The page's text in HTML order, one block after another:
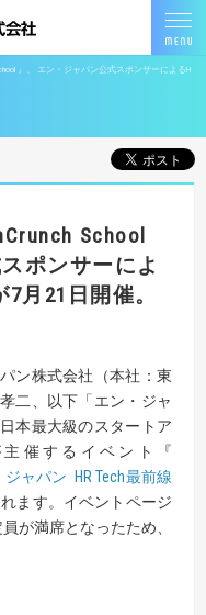
』、 エン・ジャパン公式スポンサーによるH
School
ポンサーによ
月21日開催。
ン株式会社（本社：東
二、以下「エン・ジャ
本最大級のスタートア
主催するイベント『
ジャパン HR Tech最前線
ます。イベントページ
が満席となったため、